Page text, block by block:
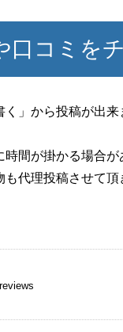
口コミを
く」から投稿が出
間が掛かる場合
代理投稿させて頂